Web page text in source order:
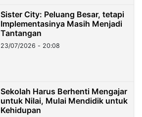
Sister City: Peluang Besar, tetapi
Implementasinya Masih Menjadi
Tantangan
23/07/2026 - 20:08
Sekolah Harus Berhenti Mengajar
untuk Nilai, Mulai Mendidik untuk
Kehidupan